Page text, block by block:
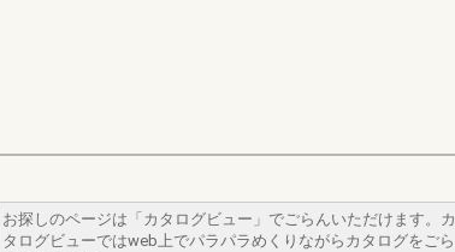
お探しのページは「カタログビュー」でごらんいただけます。カ
タログビューではweb上でパラパラめくりながらカタログをごら